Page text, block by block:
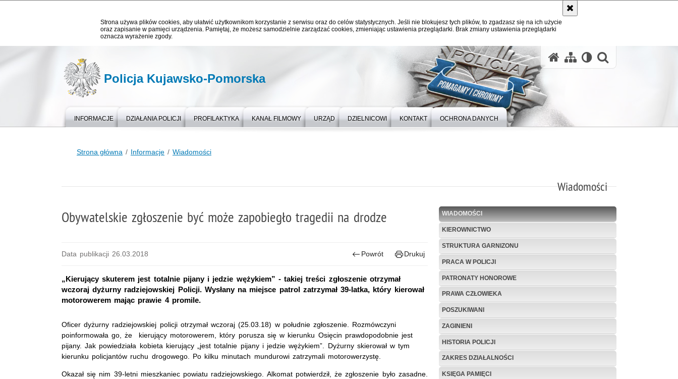
Strona używa plików cookies, aby ułatwić użytkownikom korzystanie z serwisu oraz do celów statystycznych. Jeśli nie blokujesz tych plików, to zgadzasz się na ich użycie
oraz zapisanie w pamięci urządzenia. Pamiętaj, że możesz samodzielnie zarządzać cookies, zmieniając ustawienia przeglądarki. Brak zmiany ustawienia przeglądarki
oznacza wyrażenie zgody.
Policja Kujawsko-Pomorska
INFORMACJE DZIAŁANIA POLICJI PROFILAKTYKA KANAŁ FILMOWY URZĄD DZIELNICOWI KONTAKT OCHRONA DANYCH
Strona główna Informacje Wiadomości
Wiadomości
Obywatelskie zgłoszenie być może zapobiegło tragedii na drodze
Data publikacji 26.03.2018 Powrót Drukuj
„Kierujący skuterem jest totalnie pijany i jedzie wężykiem” - takiej treści zgłoszenie otrzymał
wczoraj dyżurny radziejowskiej Policji. Wysłany na miejsce patrol zatrzymał 39-latka, który kierował
motorowerem mając prawie 4 promile.
Oficer dyżurny radziejowskiej policji otrzymał wczoraj (25.03.18) w południe zgłoszenie. Rozmówczyni
poinformowała go, że kierujący motorowerem, który porusza się w kierunku Osięcin prawdopodobnie jest
pijany. Jak powiedziała kobieta kierujący „jest totalnie pijany i jedzie wężykiem”. Dyżurny skierował w tym
kierunku policjantów ruchu drogowego. Po kilku minutach mundurowi zatrzymali motorowerzystę.
Okazał się nim 39-letni mieszkaniec powiatu radziejowskiego. Alkomat potwierdził, że zgłoszenie było zasadne.
WIADOMOŚCI
KIEROWNICTWO
STRUKTURA GARNIZONU
PRACA W POLICJI
PATRONATY HONOROWE
PRAWA CZŁOWIEKA
POSZUKIWANI
ZAGINIENI
HISTORIA POLICJI
ZAKRES DZIAŁALNOŚCI
KSIĘGA PAMIĘCI